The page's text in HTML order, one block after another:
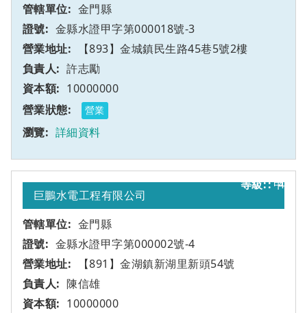
金門縣
金縣水證甲字第000018號-3
【893】金城鎮民生路45巷5號2樓
許志勵
10000000
營業
詳細資料
4
巨鵬水電工程有限公司
金門縣
金縣水證甲字第000002號-4
【891】金湖鎮新湖里新頭54號
甲
陳信雄
10000000